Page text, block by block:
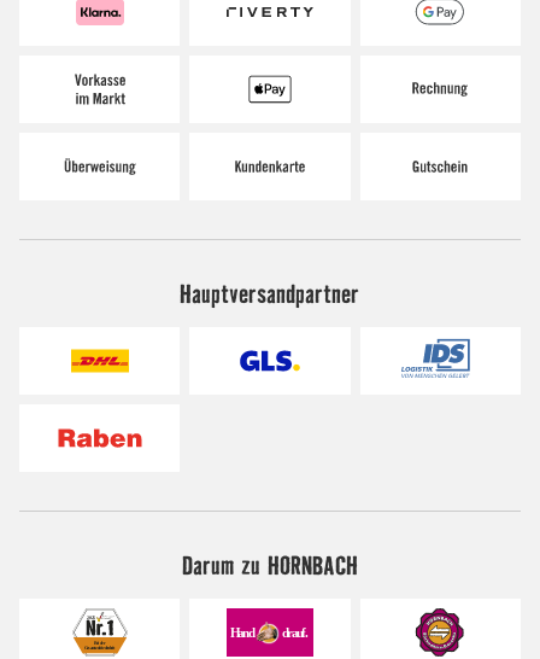
Hauptversandpartner
Darum zu HORNBACH